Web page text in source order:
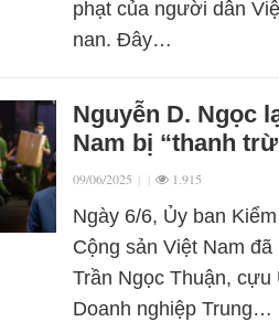
phạt của người dân
nan. Đây…
Nguyễn D. Ngọc
Nam bị “thanh
09/06/2025 | | 1.915
Ngày 6/6, Ủy ban
Cộng sản Việt Nam
Trần Ngọc Thuận,
Doanh nghiệp Trung…